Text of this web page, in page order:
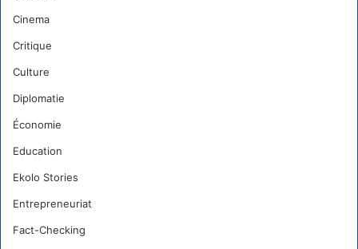
Cinema
Critique
Culture
Diplomatie
Économie
Education
Ekolo Stories
Entrepreneuriat
Fact-Checking